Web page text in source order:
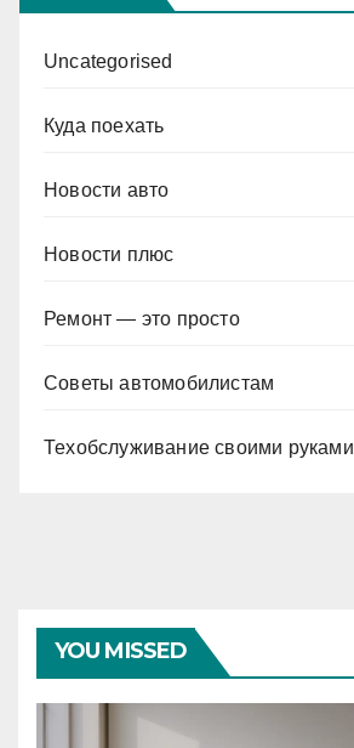
Uncategorised
Куда поехать
Новости авто
Новости плюс
Ремонт — это просто
Советы автомобилистам
Техобслуживание своими руками
YOU MISSED